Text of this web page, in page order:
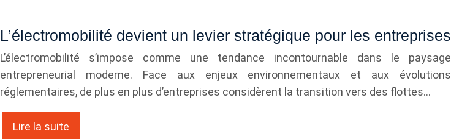
L’électromobilité devient un levier stratégique pour les entreprises
L’électromobilité s’impose comme une tendance incontournable dans le paysage
entrepreneurial moderne. Face aux enjeux environnementaux et aux évolutions
réglementaires, de plus en plus d’entreprises considèrent la transition vers des flottes…
Lire la suite